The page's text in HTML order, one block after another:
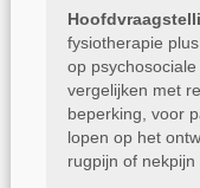
fysiotherapie
op
vergelijken met
beperking, voor
lopen op het
rugpijn of nekpijn